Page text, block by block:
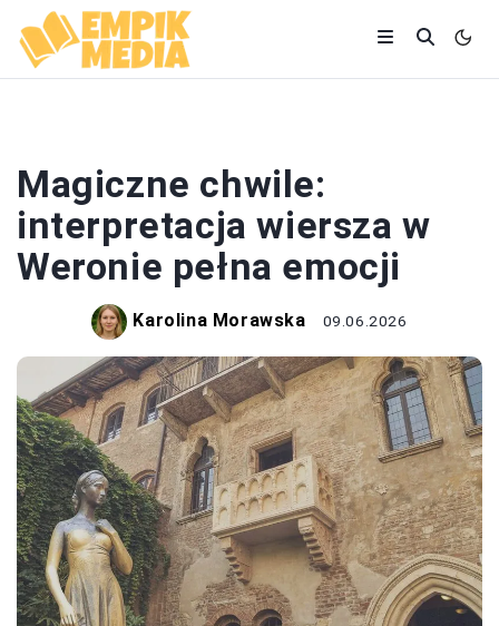
Magiczne chwile:
interpretacja wiersza w
Weronie pełna emocji
Karolina Morawska 09.06.2026